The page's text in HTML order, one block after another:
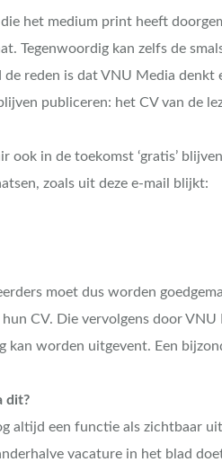
het medium print heeft
Tegenwoordig kan zelfs de
reden is dat VNU Media denkt
publiceren: het CV van de
ook in de toekomst ‘gratis’
zoals uit deze e-mail blijkt:
moet dus worden
CV. Die vervolgens door VNU
kan worden uitgevent. Een
dit?
altijd een functie als zichtbaar
vacature in het blad